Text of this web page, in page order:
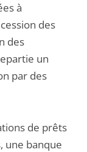
à
des
des
un
par des
de prêts
une banque